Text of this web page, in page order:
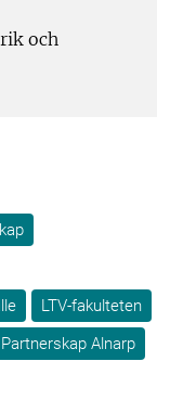
och
LTV-fakulteten
Partnerskap Alnarp